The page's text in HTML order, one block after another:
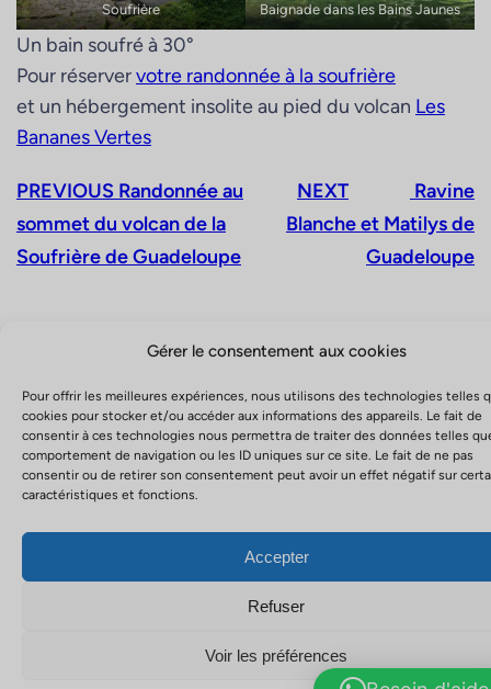
Gérer le consentement aux cookies
Pour offrir les meilleures expériences, nous utilisons des technologies telles
cookies pour stocker et/ou accéder aux informations des appareils. Le fait de
consentir à ces technologies nous permettra de traiter des données telles
comportement de navigation ou les ID uniques sur ce site. Le fait de ne pas
consentir ou de retirer son consentement peut avoir un effet négatif sur
caractéristiques et fonctions.
Accepter
Refuser
Voir les préférences
Soufrière
Baignade dans les Bains Jaunes
Un bain soufré à 30°
Pour réservervotre randonnée à la soufrière
et un hébergement insolite au pied du volcan Les
Bananes Vertes
PREVIOUS Randonnée au
sommet du volcan de la
Soufrière de Guadeloupe
NEXT
Ravine
Blanche et Matilys de
Guadeloupe